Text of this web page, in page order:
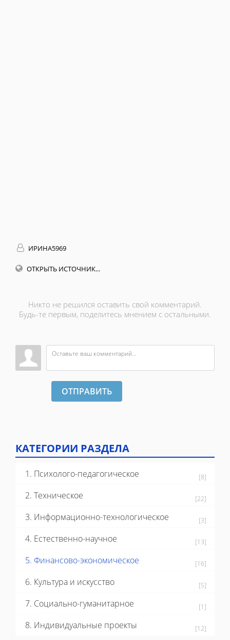
ИРИНА5969
ОТКРЫТЬ ИСТОЧНИК...
Никто не решился оставить свой комментарий.
Будь-те первым, поделитесь мнением с остальными.
ОТПРАВИТЬ
КАТЕГОРИИ РАЗДЕЛА
1. Психолого-педагогическое [8]
2. Техническое [22]
3. Информационно-технологическое [3]
4. Естественно-научное [13]
5. Финансово-экономическое [16]
6. Культура и искусство [5]
7. Социально-гуманитарное [1]
8. Индивидуальные проекты [12]